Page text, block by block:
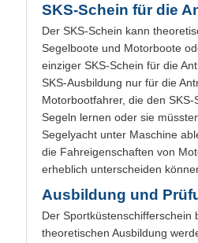
SKS-Schein für die
Der SKS-Schein kann
Segelboote und Motorboote
einziger SKS-Schein für die
SKS-Ausbildung nur für die
Motorbootfahrer, die den
Segeln lernen oder sie
Segelyacht unter Maschine
die Fahreigenschaften von
erheblich unterscheiden
Ausbildung und
Der
theoretischen Ausbildung